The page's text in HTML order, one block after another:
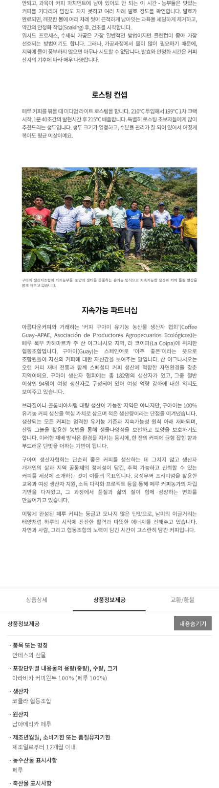
상품상세 상품정보제공 교환/환불
상품정보제공 내용숨기기
ㆍ품목 또는 명칭
안데스의 선물
ㆍ포장단위별 내용물의 용량(중량), 수량, 크기
아라비카 커피원두 100% (페루 100%)
ㆍ생산자
코클라 협동조합
ㆍ원산지
남아메리카 페루
ㆍ제조년월일, 소비기한 또는 품질유지기한
제조일로부터 12개월 이내
ㆍ농수산물 표시사항
페루
ㆍ축산물 표시사항